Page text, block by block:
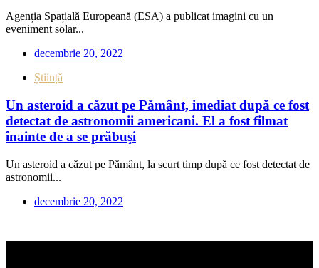
Agenția Spațială Europeană (ESA) a publicat imagini cu un
eveniment solar...
decembrie 20, 2022
Știință
Un asteroid a căzut pe Pământ, imediat după ce fost
detectat de astronomii americani. El a fost filmat
înainte de a se prăbuşi
Un asteroid a căzut pe Pământ, la scurt timp după ce fost detectat de
astronomii...
decembrie 20, 2022